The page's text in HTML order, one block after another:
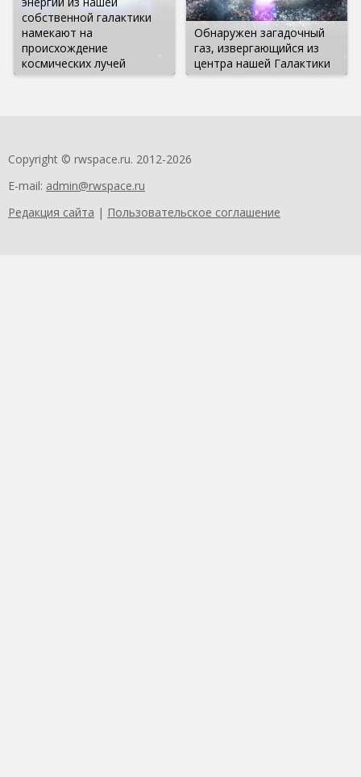
собственной галактики
намекают на
происхождение
космических лучей
Обнаружен загадочный
газ, извергающийся из
центра нашей Галактики
Copyright © rwspace.ru. 2012-2026
E-mail: admin@rwspace.ru
Редакция сайта | Пользовательское соглашение